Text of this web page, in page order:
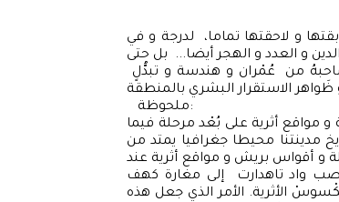
و لاحقتها تماما، لدرجة و في
و العدد و الهجر أيضا... بل حتى
من عُمْران و هندسة و تبدُّلٍ
ملحوظة:
مواقع أثرية على بُعْد مرحلة فيما
مدينتنا محيطا جغرافيا يمتد من
و أقواس بريش و مواقع أثرية عند
واد تاهدارت إلى مغارة كهف
الأثرية. الأمر الذي جعل هذه